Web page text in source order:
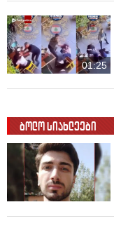
01:25
ბოლო სიახლეები